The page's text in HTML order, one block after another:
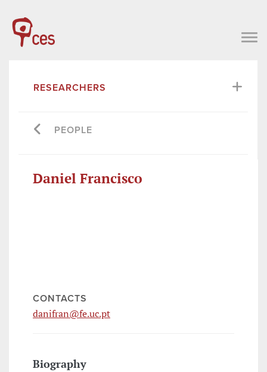
RESEARCHERS
PEOPLE
Daniel Francisco
CONTACTS
danifran@fe.uc.pt
Biography